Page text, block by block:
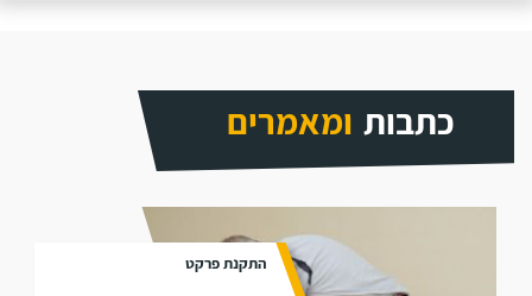
כתבות ומאמרים
התקנת פרקט